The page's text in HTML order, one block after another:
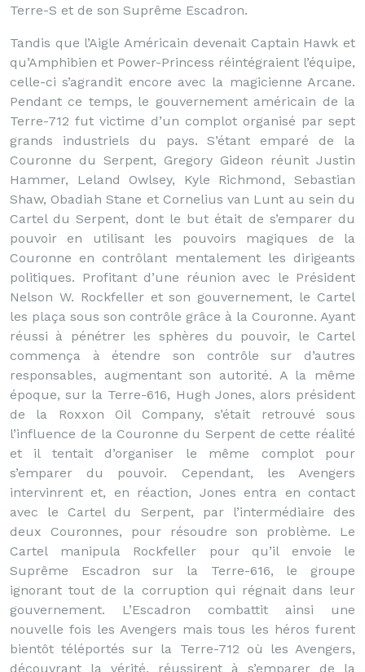
Terre-S et de son Suprême Escadron.
Tandis que l’Aigle Américain devenait Captain Hawk et
qu’Amphibien et Power-Princess réintégraient l’équipe,
celle-ci s’agrandit encore avec la magicienne Arcane.
Pendant ce temps, le gouvernement américain de la
Terre-712 fut victime d’un complot organisé par sept
grands industriels du pays. S’étant emparé de la
Couronne du Serpent, Gregory Gideon réunit Justin
Hammer, Leland Owlsey, Kyle Richmond, Sebastian
Shaw, Obadiah Stane et Cornelius van Lunt au sein du
Cartel du Serpent, dont le but était de s’emparer du
pouvoir en utilisant les pouvoirs magiques de la
Couronne en contrôlant mentalement les dirigeants
politiques. Profitant d’une réunion avec le Président
Nelson W. Rockfeller et son gouvernement, le Cartel
les plaça sous son contrôle grâce à la Couronne. Ayant
réussi à pénétrer les sphères du pouvoir, le Cartel
commença à étendre son contrôle sur d’autres
responsables, augmentant son autorité. A la même
époque, sur la Terre-616, Hugh Jones, alors président
de la Roxxon Oil Company, s’était retrouvé sous
l’influence de la Couronne du Serpent de cette réalité
et il tentait d’organiser le même complot pour
s’emparer du pouvoir. Cependant, les Avengers
intervinrent et, en réaction, Jones entra en contact
avec le Cartel du Serpent, par l’intermédiaire des
deux Couronnes, pour résoudre son problème. Le
Cartel manipula Rockfeller pour qu’il envoie le
Suprême Escadron sur la Terre-616, le groupe
ignorant tout de la corruption qui régnait dans leur
gouvernement. L’Escadron combattit ainsi une
nouvelle fois les Avengers mais tous les héros furent
bientôt téléportés sur la Terre-712 où les Avengers,
découvrant la vérité, réussirent à s’emparer de la